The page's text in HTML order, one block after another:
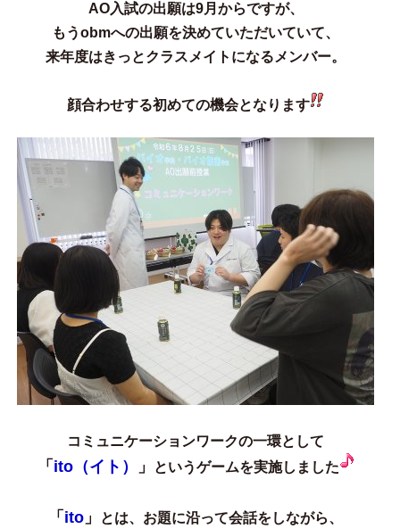
AO入試の出願は9月からですが、
もうobmへの出願を決めていただいていて、
来年度はきっとクラスメイトになるメンバー。
顔合わせする初めての機会となります
コミュニケーションワークの一環として
「 ito（イト） 」 というゲームを実施しました
「 ito 」
とは、お題に沿って会話をしながら、